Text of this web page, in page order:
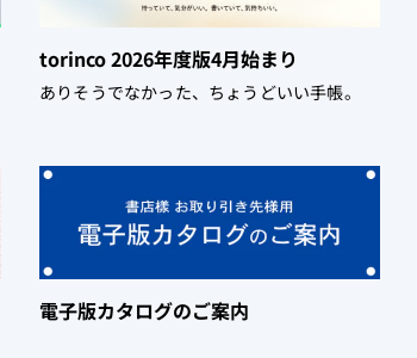
torinco 2026年度版4月始まり
ありそうでなかった、ちょうどいい手帳。
電子版カタログのご案内